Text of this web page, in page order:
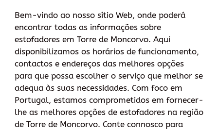
Bem-vindo ao nosso sítio Web, onde poderá
encontrar todas as informações sobre
estofadores em Torre de Moncorvo. Aqui
disponibilizamos os horários de funcionamento,
contactos e endereços das melhores opções
para que possa escolher o serviço que melhor se
adequa às suas necessidades. Com foco em
Portugal, estamos comprometidos em fornecer-
lhe as melhores opções de estofadores na região
de Torre de Moncorvo. Conte connosco para